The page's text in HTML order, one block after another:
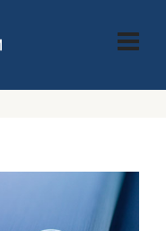
ULTRATHIN HDD –
KOJI PONOVO DEFINIRA